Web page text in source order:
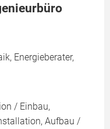
Energieberater,
/ Einbau,
Aufbau /